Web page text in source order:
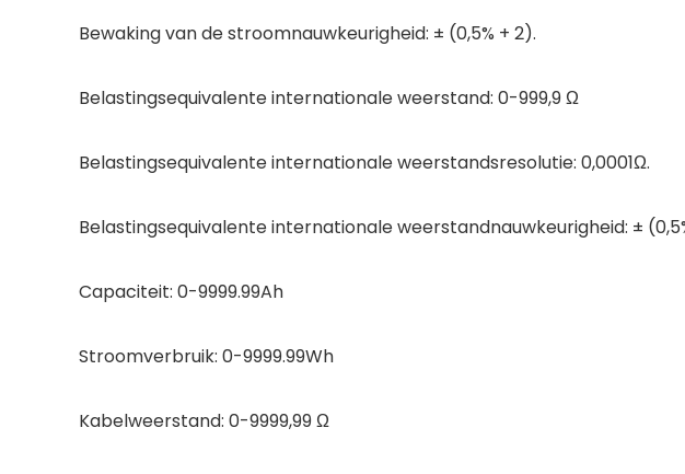
Bewaking van de stroomnauwkeurigheid: ± (0,5% + 2).
Belastingsequivalente internationale weerstand: 0-999,9 Ω
Belastingsequivalente internationale weerstandsresolutie: 0,0001Ω.
Belastingsequivalente internationale weerstandnauwkeurigheid: ±
Capaciteit: 0-9999.99Ah
Stroomverbruik: 0-9999.99Wh
Kabelweerstand: 0-9999,99 Ω